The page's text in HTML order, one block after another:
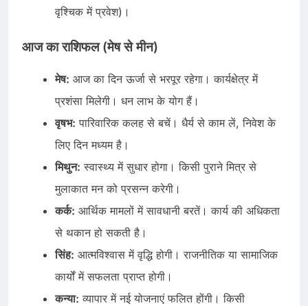
वृश्चिक में प्रवेश)।
आज का राशिफल (मेष से मीन)
मेष: आज का दिन ऊर्जा से भरपूर रहेगा। कार्यक्षेत्र में
प्रशंसा मिलेगी। धन लाभ के योग हैं।
वृषभ: पारिवारिक कलह से बचें। धैर्य से काम लें, निवेश के
लिए दिन मध्यम है।
मिथुन: स्वास्थ्य में सुधार होगा। किसी पुराने मित्र से
मुलाकात मन को प्रसन्न करेगी।
कर्क: आर्थिक मामलों में सावधानी बरतें। कार्य की अधिकता
से थकान हो सकती है।
सिंह: आत्मविश्वास में वृद्धि होगी। राजनीतिक या सामाजिक
कार्यों में सफलता प्राप्त होगी।
कन्या: व्यापार में नई योजनाएं फलित होंगी। किसी